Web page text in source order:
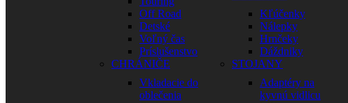
Off Road
Detské
Voľný čas
Príslušenstvo
CHRÁNIČE
Vkladacie do
oblečenia
Kľúčenky
Nálepky
Hrnčeky
Dáždniky
STOJANY
Adaptéry na
kyvnú vidlicu